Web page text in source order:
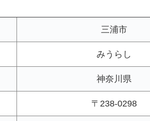
三浦市
みうらし
神奈川県
〒238-0298